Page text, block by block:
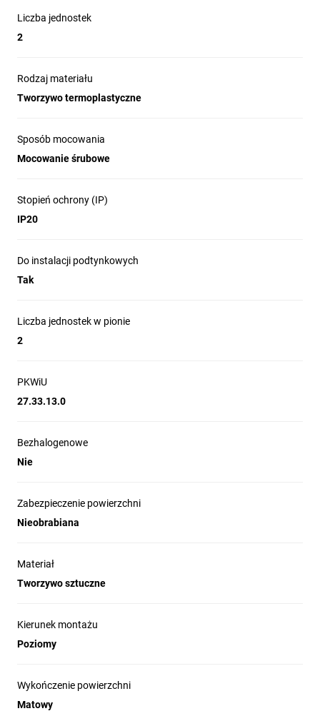
Liczba jednostek
2
Rodzaj materiału
Tworzywo termoplastyczne
Sposób mocowania
Mocowanie śrubowe
Stopień ochrony (IP)
IP20
Do instalacji podtynkowych
Tak
Liczba jednostek w pionie
2
PKWiU
27.33.13.0
Bezhalogenowe
Nie
Zabezpieczenie powierzchni
Nieobrabiana
Materiał
Tworzywo sztuczne
Kierunek montażu
Poziomy
Wykończenie powierzchni
Matowy